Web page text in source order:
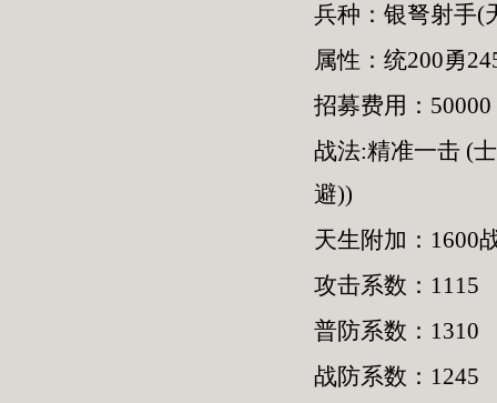
兵种：银弩射手(
属性：统200勇
招募费用：50000
战法:精准一击 (
避))
天生附加：1600
攻击系数：1115
普防系数：1310
战防系数：1245